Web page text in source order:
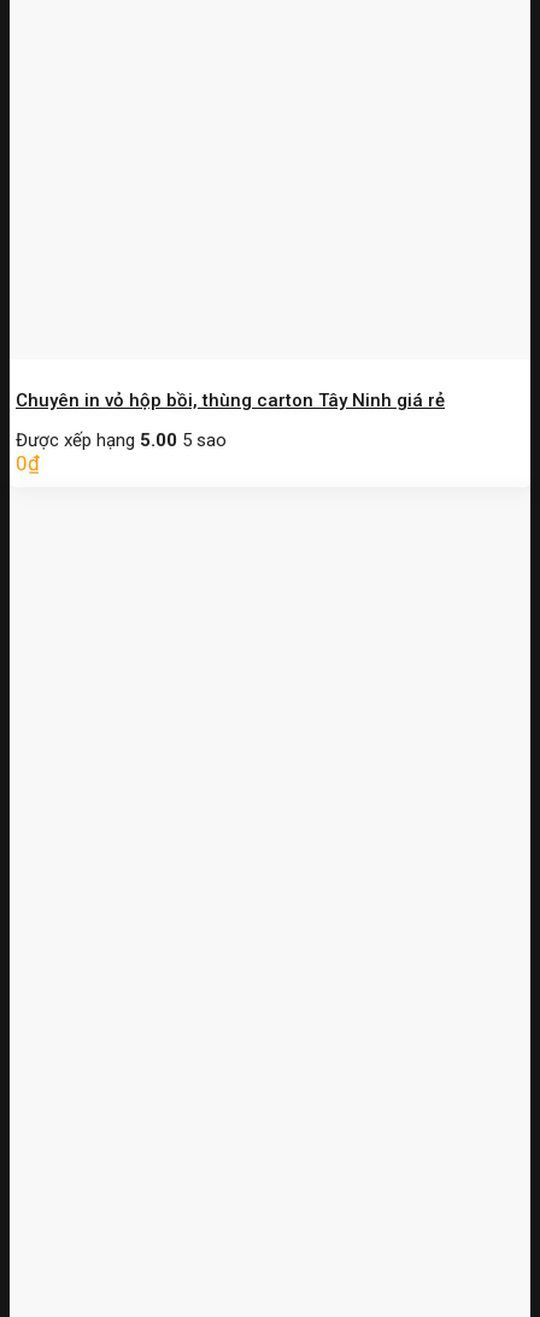
Chuyên in vỏ hộp bồi, thùng carton Tây Ninh giá rẻ
Được xếp hạng 5.00 5 sao
0₫